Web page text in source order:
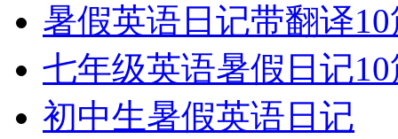
暑假英语日记带翻译10
七年级英语暑假日记10
初中生暑假英语日记